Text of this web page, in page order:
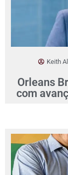
Keith
Orleans
com